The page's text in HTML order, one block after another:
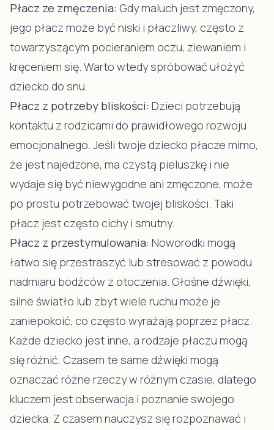
Płacz ze zmęczenia: Gdy maluch jest zmęczony,
jego płacz może być niski i płaczliwy, często z
towarzyszącym pocieraniem oczu, ziewaniem i
kręceniem się. Warto wtedy spróbować ułożyć
dziecko do snu.
Płacz z potrzeby bliskości: Dzieci potrzebują
kontaktu z rodzicami do prawidłowego rozwoju
emocjonalnego. Jeśli twoje dziecko płacze mimo,
że jest najedzone, ma czystą pieluszkę i nie
wydaje się być niewygodne ani zmęczone, może
po prostu potrzebować twojej bliskości. Taki
płacz jest często cichy i smutny.
Płacz z przestymulowania: Noworodki mogą
łatwo się przestraszyć lub stresować z powodu
nadmiaru bodźców z otoczenia. Głośne dźwięki,
silne światło lub zbyt wiele ruchu może je
zaniepokoić, co często wyrażają poprzez płacz.
Każde dziecko jest inne, a rodzaje płaczu mogą
się różnić. Czasem te same dźwięki mogą
oznaczać różne rzeczy w różnym czasie, dlatego
kluczem jest obserwacja i poznanie swojego
dziecka. Z czasem nauczysz się rozpoznawać i